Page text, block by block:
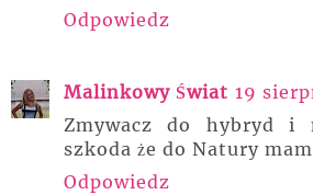
Odpowiedz
Malinkowy Świat 19
Zmywacz do hybryd i
szkoda że do Natury
Odpowiedz